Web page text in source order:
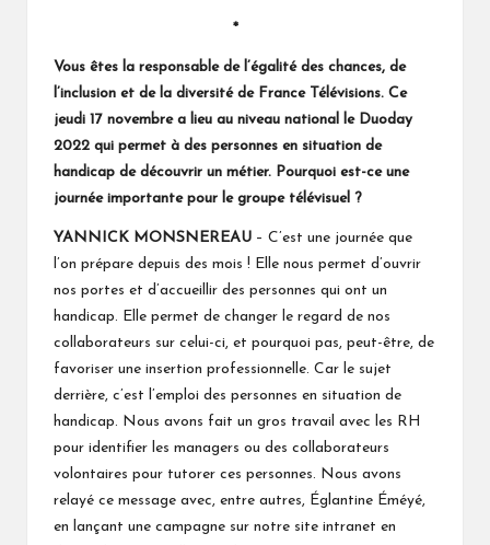
*
Vous êtes la responsable de l’égalité des chances, de
l’inclusion et de la diversité deFrance Télévisions. Ce
jeudi 17 novembre a lieu au niveau national le Duoday
2022 qui permet à des personnes en situation de
handicap de découvrir un métier. Pourquoi est-ce une
journée importante pour le groupe télévisuel ?
YANNICK MONSNEREAU – C’est une journée que
l’on prépare depuis des mois ! Elle nous permet d’ouvrir
nos portes et d’accueillir des personnes qui ont un
handicap. Elle permet de changer le regard de nos
collaborateurs sur celui-ci, et pourquoi pas, peut-être, de
favoriser une insertion professionnelle. Car le sujet
derrière, c’est l’emploi des personnes en situation de
handicap. Nous avons fait un gros travail avec les RH
pour identifier les managers ou des collaborateurs
volontaires pour tutorer ces personnes. Nous avons
relayé ce message avec, entre autres, Églantine Éméyé,
en lançant une campagne sur notre site intranet en